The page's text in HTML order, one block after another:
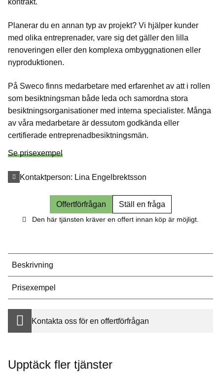
kontrakt.
P lanerar du en annan typ av projekt? Vi hjälper kunder
med olika entreprenader, vare sig det gäller den lilla
renoveringen eller den komplexa ombyggnationen eller
nyproduktionen.
På Sweco finns medarbetare med erfarenhet av att i rollen
som besiktningsman både leda och samordna stora
besiktningsorganisationer med interna specialister. Många
av våra medarbetare är dessutom godkända eller
certifierade entreprenadbesiktningsmän.
Se prisexempel
Kontaktperson: Lina Engelbrektsson
Offertförfrågan Ställ en fråga
Den här tjänsten kräver en offert innan köp är möjligt.
Beskrivning
Prisexempel
Kontakta oss för en offertförfrågan
Upptäck fler tjänster